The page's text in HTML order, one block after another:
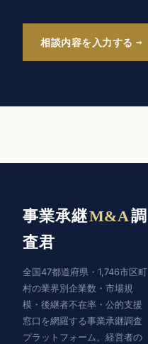
相談内容を入力する
事業承継M&A調
査君
全国47都道府県・1,746市区町
村の業界別企業数・市場規
模・後継者不在率・公的支援
窓口を網羅する事業承継調査
プラットフォーム。経営者の